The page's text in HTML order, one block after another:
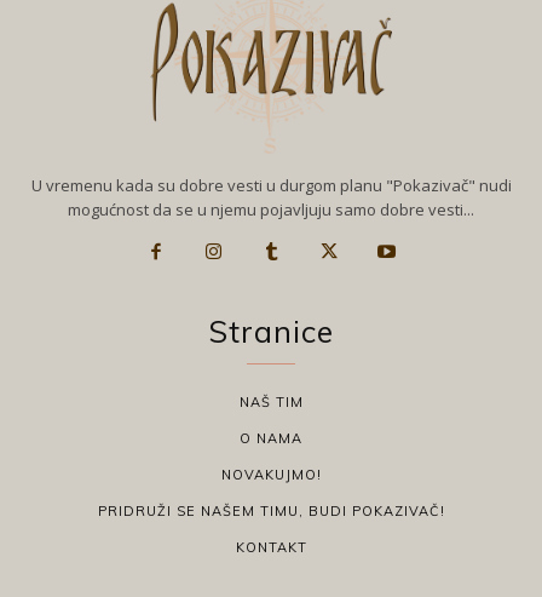
U vremenu kada su dobre vesti u durgom planu "Pokazivač" nudi
mogućnost da se u njemu pojavljuju samo dobre vesti...
Stranice
NAŠ TIM
O NAMA
NOVAKUJMO!
PRIDRUŽI SE NAŠEM TIMU, BUDI POKAZIVAČ!
KONTAKT